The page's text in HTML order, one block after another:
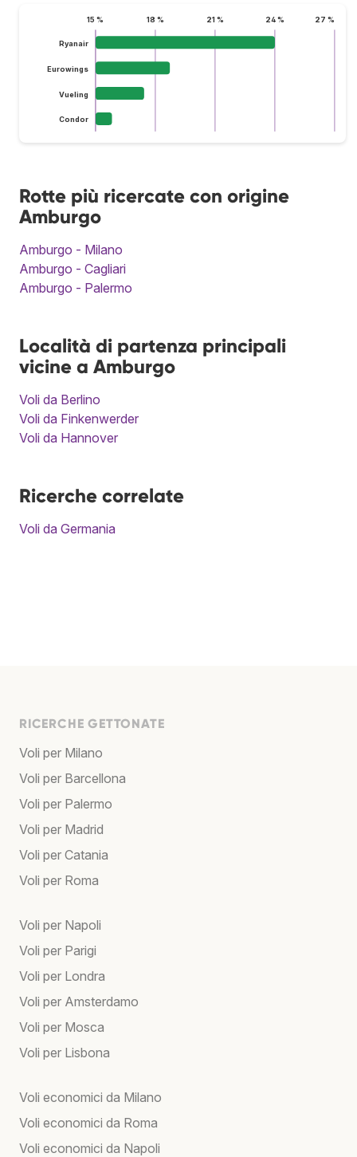
15 % 18 % 21 % 24 % 27 %
Ryanair
Eurowings
Vueling
Condor
Rotte più ricercate con origine
Amburgo
Amburgo - Milano
Amburgo - Cagliari
Amburgo - Palermo
Località di partenza principali
vicine a Amburgo
Voli da Berlino
Voli da Finkenwerder
Voli da Hannover
Ricerche correlate
Voli da Germania
RICERCHE GETTONATE
Voli per Milano
Voli per Barcellona
Voli per Palermo
Voli per Madrid
Voli per Catania
Voli per Roma
Voli per Napoli
Voli per Parigi
Voli per Londra
Voli per Amsterdamo
Voli per Mosca
Voli per Lisbona
Voli economici da Milano
Voli economici da Roma
Voli economici da Napoli